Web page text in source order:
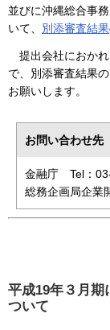
並びに沖縄総合事
いて、 別添審査結果
提出会社におか
で、別添審査結果
お願いします。
お問い合わせ先
金融庁 Tel：03-
総務企画局企業
平成19年３月期
ついて